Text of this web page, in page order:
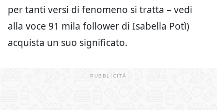
per tanti versi di fenomeno si tratta – vedi
alla voce 91 mila follower di Isabella Potì)
acquista un suo significato.